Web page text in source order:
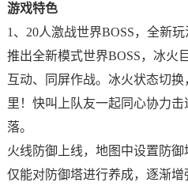
游戏特色
1、20人激战世界BOSS，全新
推出全新模式世界BOSS，冰火
互动、同屏作战。冰火状态切
里！快叫上队友一起同心协力
落。
火线防御上线，地图中设置防
仅能对防御塔进行养成，逐渐